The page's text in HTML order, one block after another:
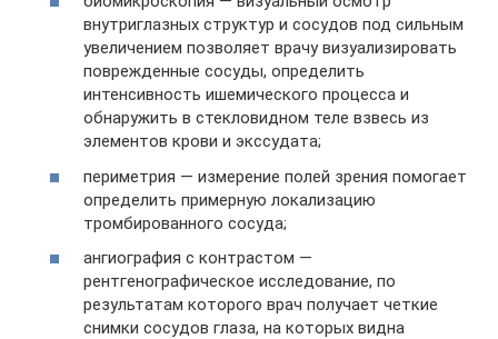
внутриглазных структур и сосудов под сильным
увеличением позволяет врачу визуализировать
поврежденные сосуды, определить
интенсивность ишемического процесса и
обнаружить в стекловидном теле взвесь из
элементов крови и экссудата;
периметрия — измерение полей зрения помогает
определить примерную локализацию
тромбированного сосуда;
ангиография с контрастом —
рентгенографическое исследование, по
результатам которого врач получает четкие
снимки сосудов глаза, на которых видна